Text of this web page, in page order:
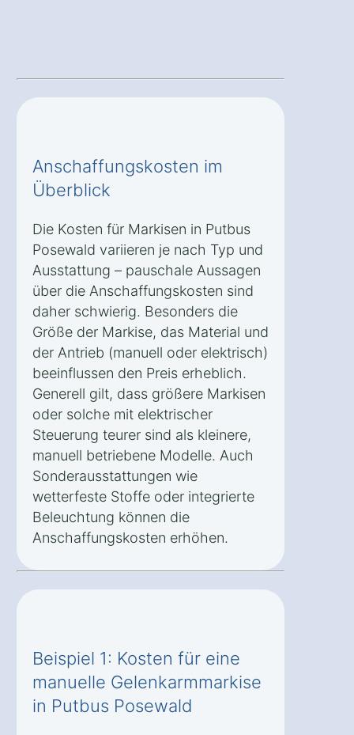
Anschaffungskosten im
Überblick
Die Kosten für Markisen in Putbus
Posewald variieren je nach Typ und
Ausstattung – pauschale Aussagen
über die Anschaffungskosten sind
daher schwierig. Besonders die
Größe der Markise, das Material und
der Antrieb (manuell oder elektrisch)
beeinflussen den Preis erheblich.
Generell gilt, dass größere Markisen
oder solche mit elektrischer
Steuerung teurer sind als kleinere,
manuell betriebene Modelle. Auch
Sonderausstattungen wie
wetterfeste Stoffe oder integrierte
Beleuchtung können die
Anschaffungskosten erhöhen.
Beispiel 1: Kosten für eine
manuelle Gelenkarmmarkise
in Putbus Posewald